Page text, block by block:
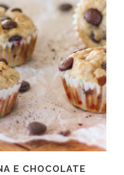
E CHOCOLATE